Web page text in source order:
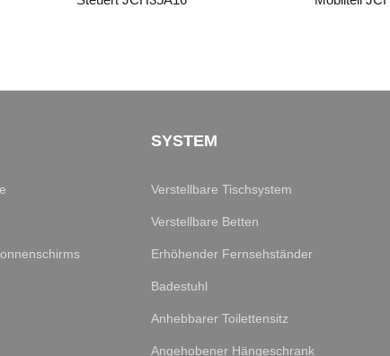
SYSTEM
Verstellbare Tischsystem
Verstellbare Betten
Erhöhender Fernsehständer
Badestuhl
Anhebbarer Toilettensitz
Angehobener Hängeschrank